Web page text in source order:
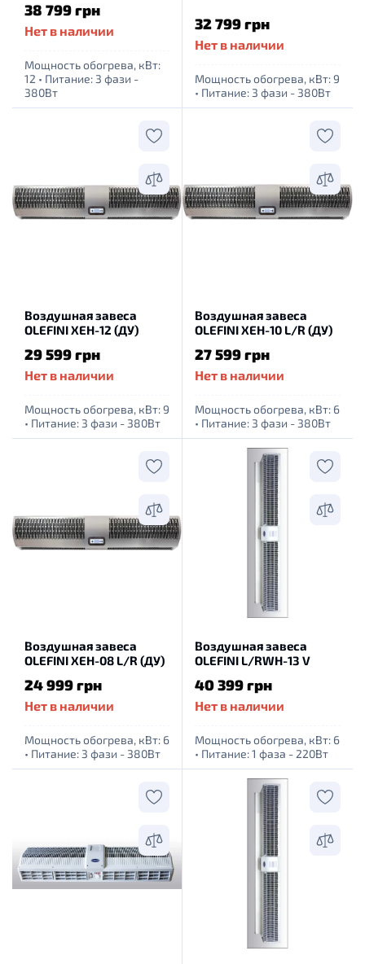
38 799 грн
Нет в наличии
Мощность обогрева, кВт:
12 • Питание: 3 фази -
380Вт
32 799 грн
Нет в наличии
Мощность обогрева, кВт: 9
• Питание: 3 фази - 380Вт
Воздушная завеса
OLEFINI XEH-12 (ДУ)
29 599 грн
Нет в наличии
Мощность обогрева, кВт: 9
• Питание: 3 фази - 380Вт
Воздушная завеса
OLEFINI XEH-10 L/R (ДУ)
27 599 грн
Нет в наличии
Мощность обогрева, кВт: 6
• Питание: 3 фази - 380Вт
Воздушная завеса
OLEFINI XEH-08 L/R (ДУ)
24 999 грн
Нет в наличии
Мощность обогрева, кВт: 6
• Питание: 3 фази - 380Вт
Воздушная завеса
OLEFINI L/RWH-13 V
40 399 грн
Нет в наличии
Мощность обогрева, кВт: 6
• Питание: 1 фаза - 220Вт